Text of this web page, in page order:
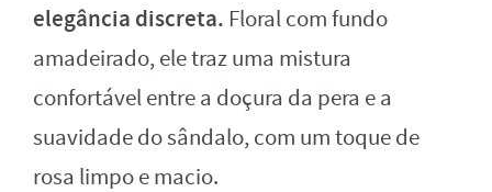
elegância discreta. Floral com fundo
amadeirado, ele traz uma mistura
confortável entre a doçura da pera e a
suavidade do sândalo, com um toque de
rosa limpo e macio.